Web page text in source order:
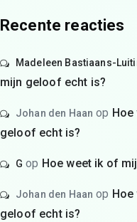
Recente reacties
Madeleen Bastiaans-
mijn geloof echt is?
Johan den Haan op
geloof echt is?
G op Hoe weet ik of
Johan den Haan op
geloof echt is?